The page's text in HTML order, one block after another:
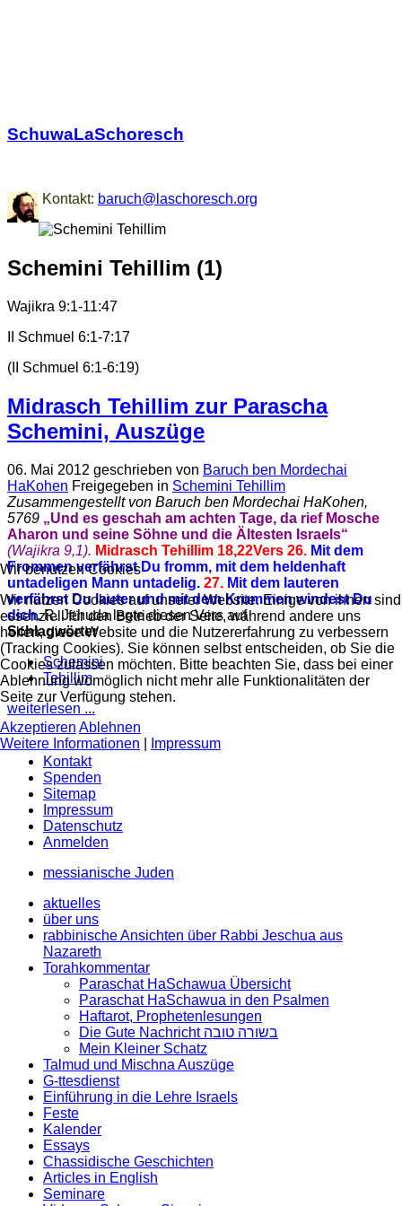
SchuwaLaSchoresch
Kontakt: baruch@laschoresch.org
Schemini Tehillim (1)
Wajikra 9:1-11:47
II Schmuel 6:1-7:17
(II Schmuel 6:1-6:19)
Midrasch Tehillim zur Parascha
Schemini, Auszüge
06. Mai 2012 geschrieben von Baruch ben Mordechai
HaKohen Freigegeben in Schemini Tehillim
Zusammengestellt von Baruch ben Mordechai HaKohen,
5769 „Und es geschah am achten Tage, da rief Mosche
Aharon und seine Söhne und die Ältesten Israels“
(Wajikra 9,1). Midrasch Tehillim 18,22Vers 26. Mit dem
Frommen verfährst Du fromm, mit dem heldenhaft
untadeligen Mann untadelig. 27. Mit dem lauteren
verfährst Du lauter und mit dem Krummen windest Du
dich.R. Jehuda legte diesen Vers auf
Schlagwörter
Schemini
Tehillim
weiterlesen ...
Kontakt
Spenden
Sitemap
Impressum
Datenschutz
Anmelden
messianische Juden
aktuelles
über uns
rabbinische Ansichten über Rabbi Jeschua aus
Nazareth
Torahkommentar
Paraschat HaSchawua Übersicht
Paraschat HaSchawua in den Psalmen
Haftarot, Prophetenlesungen
Die Gute Nachricht בשורה טובה
Mein Kleiner Schatz
Talmud und Mischna Auszüge
G-ttesdienst
Einführung in die Lehre Israels
Feste
Kalender
Essays
Chassidische Geschichten
Articles in English
Seminare
Wir benutzen Cookies
Wir nutzen Cookies auf unserer Website. Einige von ihnen sind
essenziell für den Betrieb der Seite, während andere uns
helfen, diese Website und die Nutzererfahrung zu verbessern
(Tracking Cookies). Sie können selbst entscheiden, ob Sie die
Cookies zulassen möchten. Bitte beachten Sie, dass bei einer
Ablehnung womöglich nicht mehr alle Funktionalitäten der
Seite zur Verfügung stehen.
Akzeptieren Ablehnen
Weitere Informationen
Impressum